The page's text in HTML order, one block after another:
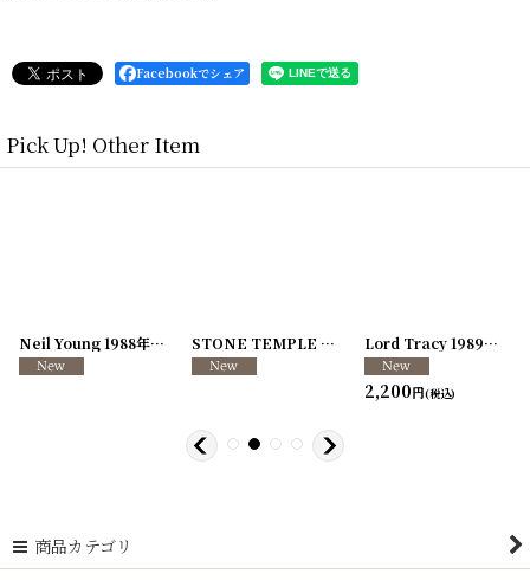
Facebookでシェア
Pick Up! Other Item
[250726-04] [250726-31
Neil Young 1988年 This Note's For You Tour 250117-70]
STONE TEMPLE PILOTS 1996-1997年 TOUR96/97 Lord Tracy 1989年 Deaf Gods of Babylon Tour
2,200円(税込)
商品カテゴリ